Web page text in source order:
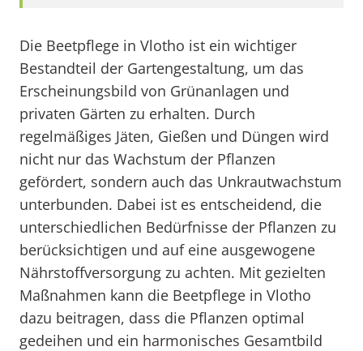
Die Beetpflege in Vlotho ist ein wichtiger
Bestandteil der Gartengestaltung, um das
Erscheinungsbild von Grünanlagen und
privaten Gärten zu erhalten. Durch
regelmäßiges Jäten, Gießen und Düngen wird
nicht nur das Wachstum der Pflanzen
gefördert, sondern auch das Unkrautwachstum
unterbunden. Dabei ist es entscheidend, die
unterschiedlichen Bedürfnisse der Pflanzen zu
berücksichtigen und auf eine ausgewogene
Nährstoffversorgung zu achten. Mit gezielten
Maßnahmen kann die Beetpflege in Vlotho
dazu beitragen, dass die Pflanzen optimal
gedeihen und ein harmonisches Gesamtbild